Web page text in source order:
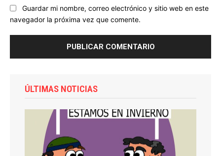
Guardar mi nombre, correo electrónico y sitio web en este
navegador la próxima vez que comente.
ÚLTIMAS NOTICIAS